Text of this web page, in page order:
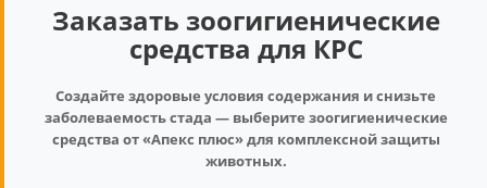
Заказать зоогигиенические
средства для КРС
Создайте здоровые условия содержания и снизьте
заболеваемость стада — выберите зоогигиенические
средства от «Апекс плюс» для комплексной защиты
животных.